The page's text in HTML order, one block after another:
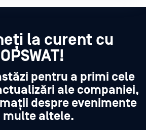
la curent cu
OPSWAT!
pentru a primi cele
ale companiei,
despre evenimente
multe altele.